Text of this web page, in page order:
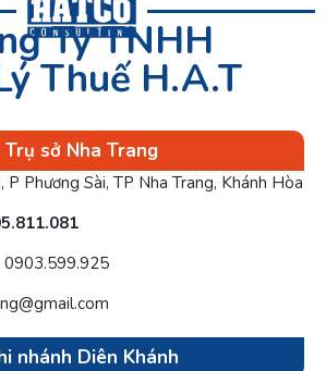
Ty TNHH
Thuế H.A.T
Trụ sở Nha Trang
P Phương Sài, TP Nha Trang, Khánh Hòa
nhánh Diên Khánh